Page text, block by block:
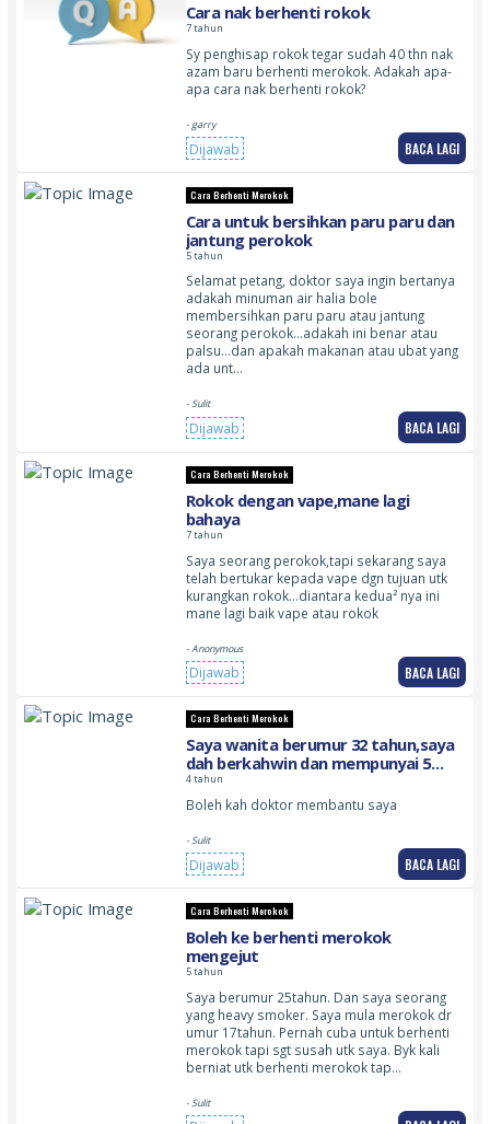
Cara nak berhenti rokok
7 tahun
Sy penghisap rokok tegar sudah 40 thn nak
azam baru berhenti merokok. Adakah apa-
apa cara nak berhenti rokok?
- garry
Dijawab BACA LAGI
Cara Berhenti Merokok
Cara untuk bersihkan paru paru dan
jantung perokok
5 tahun
Selamat petang, doktor saya ingin bertanya
adakah minuman air halia bole
membersihkan paru paru atau jantung
seorang perokok…adakah ini benar atau
palsu…dan apakah makanan atau ubat yang
ada unt…
- Sulit
Dijawab BACA LAGI
Cara Berhenti Merokok
Rokok dengan vape,mane lagi
bahaya
7 tahun
Saya seorang perokok,tapi sekarang saya
telah bertukar kepada vape dgn tujuan utk
kurangkan rokok…diantara kedua² nya ini
mane lagi baik vape atau rokok
- Anonymous
Dijawab BACA LAGI
Cara Berhenti Merokok
Saya wanita berumur 32 tahun,saya
dah berkahwin dan mempunyai 5
orang anak,sejak saya mengandung
anak ke2 saya sudah jadi perokok
tegar dan susah untuk berenti
4 tahun
Boleh kah doktor membantu saya
- Sulit
Dijawab BACA LAGI
Cara Berhenti Merokok
Boleh ke berhenti merokok
mengejut
5 tahun
Saya berumur 25tahun. Dan saya seorang
yang heavy smoker. Saya mula merokok dr
umur 17tahun. Pernah cuba untuk berhenti
merokok tapi sgt susah utk saya. Byk kali
berniat utk berhenti merokok tap…
- Sulit